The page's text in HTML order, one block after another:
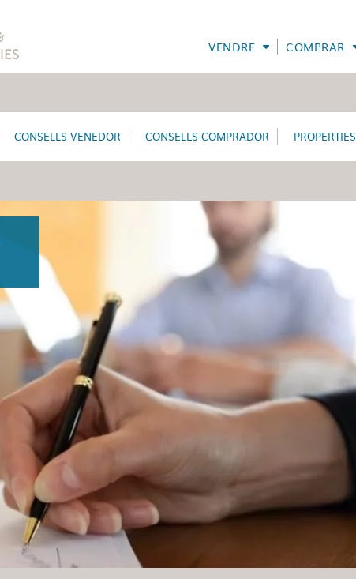
VENDRE COMPRAR
CONSELLS VENEDOR CONSELLS COMPRADOR PROPERTIES